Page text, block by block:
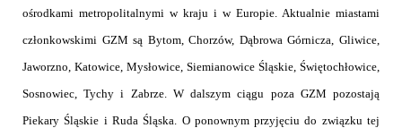
ośrodkami metropolitalnymi w kraju i w Europie. Aktualnie miastami
członkowskimi GZM są Bytom, Chorzów, Dąbrowa Górnicza, Gliwice,
Jaworzno, Katowice, Mysłowice, Siemianowice Śląskie, Świętochłowice,
Sosnowiec, Tychy i Zabrze. W dalszym ciągu poza GZM pozostają
Piekary Śląskie i Ruda Śląska. O ponownym przyjęciu do związku tej